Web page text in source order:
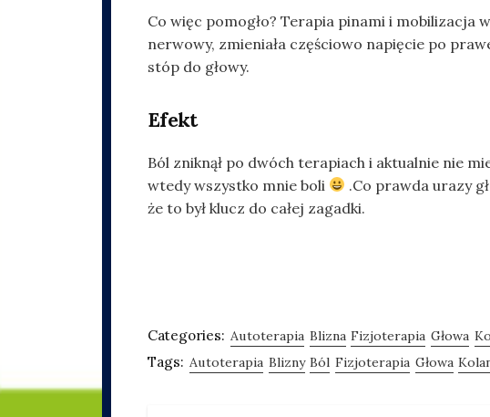
Co więc pomogło? Terapia pinami i mobilizacja
nerwowy, zmieniała częściowo napięcie po
stóp do głowy.
Efekt
Ból zniknął po dwóch terapiach i aktualnie nie
wtedy wszystko mnie boli
.Co prawda urazy
że to był klucz do całej zagadki.
Categories: Autoterapia Blizna Fizjoterapia Głowa
Tags: Autoterapia Blizny Ból Fizjoterapia Głowa